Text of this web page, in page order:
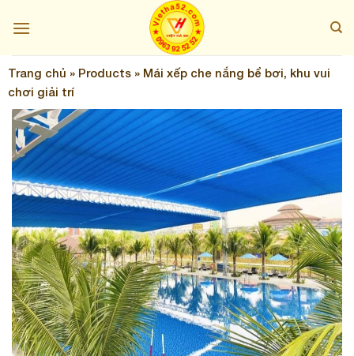
Trang chủ » Products » Mái xếp che nắng bể bơi, khu vui
chơi giải trí